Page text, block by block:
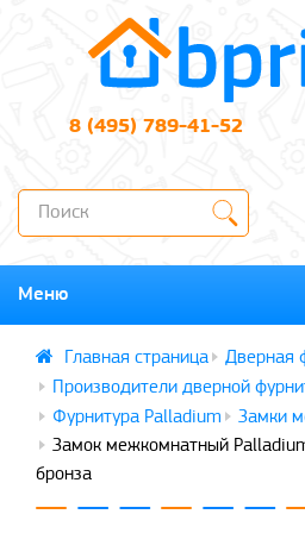
8 (495) 789-41-52
Меню
Дверная
Производители дверной
Фурнитура Palladium
Замки
Замок межкомнатный
бронза